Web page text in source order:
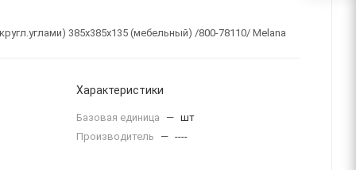
385х385х135 (мебельный) /800-78110/ Melana
Характеристики
Базовая единица — шт
Производитель
— ----